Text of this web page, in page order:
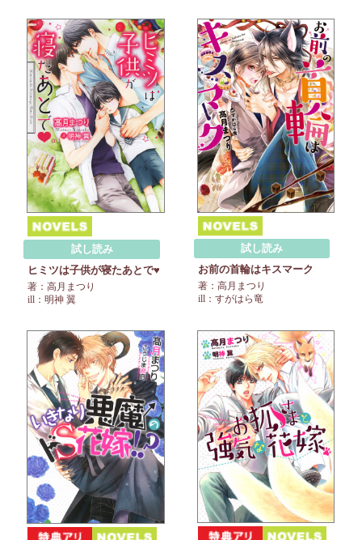
試し読み
ヒミツは子供が寝たあとで♥
著：高月まつり
ill：明神 翼
試し読み
お前の首輪はキスマーク
著：高月まつり
ill：すがはら竜